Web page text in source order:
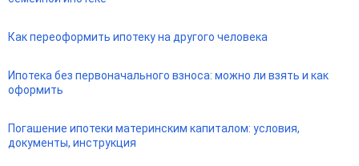
Как переоформить ипотеку на другого человека
Ипотека без первоначального взноса: можно ли взять и как
оформить
Погашение ипотеки материнским капиталом: условия,
документы, инструкция